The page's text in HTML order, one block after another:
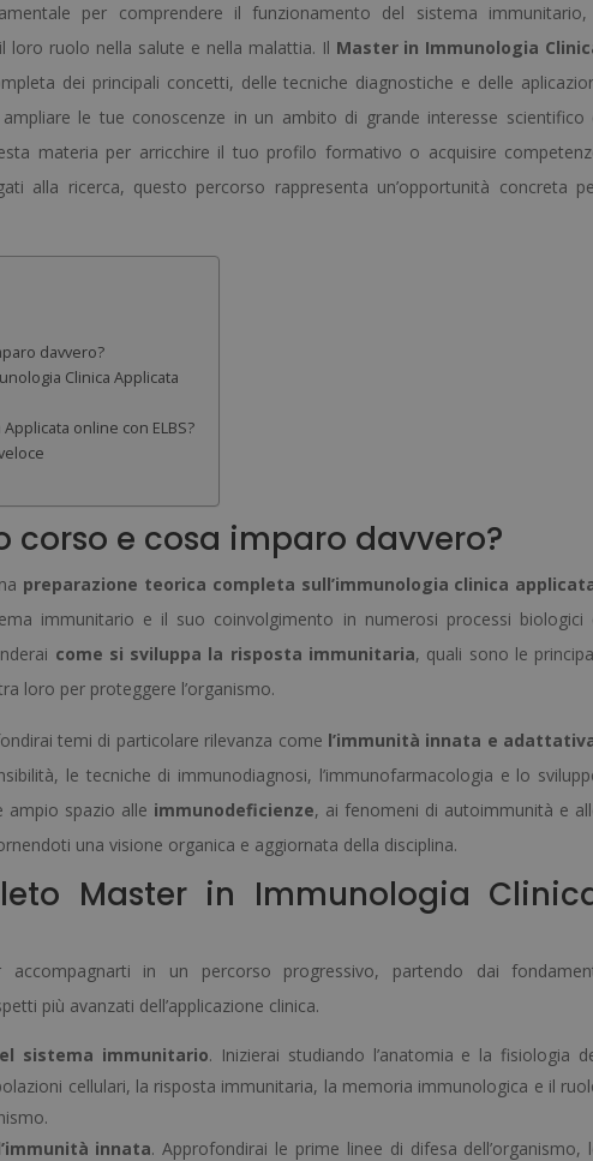
un
Notaio
Europeo
-
quantità
v
e
:
per comprendere il funzionamento del sistema
loro ruolo nella salute e nella malattia. Il Master in Immunologia
dei principali concetti, delle tecniche diagnostiche e delle
le tue conoscenze in un ambito di grande interesse scientifico
materia per arricchire il tuo profilo formativo o acquisire
alla ricerca, questo percorso rappresenta un’opportunità concreta
davvero?
Clinica Applicata
online con ELBS?
corso e cosa imparo davvero?
preparazione teorica completa sull’immunologia clinica
immunitario e il suo coinvolgimento in numerosi processi biologici
come si sviluppa la risposta immunitaria, quali sono le
loro per proteggere l’organismo.
temi di particolare rilevanza come l’immunità innata e
le tecniche di immunodiagnosi, l’immunofarmacologia e lo
ampio spazio alle immunodeficienze, ai fenomeni di autoimmunità e
una visione organica e aggiornata della disciplina.
Master in Immunologia
in un percorso progressivo, partendo dai
più avanzati dell’applicazione clinica.
sistema immunitario. Inizierai studiando l’anatomia e la fisiologia
cellulari, la risposta immunitaria, la memoria immunologica e il
innata. Approfondirai le prime linee di difesa dell’organismo,